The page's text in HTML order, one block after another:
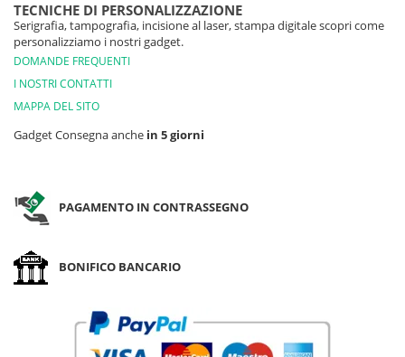
TECNICHE DI PERSONALIZZAZIONE
Serigrafia, tampografia, incisione al laser, stampa digitale scopri come
personalizziamo i nostri gadget.
DOMANDE FREQUENTI
I NOSTRI CONTATTI
MAPPA DEL SITO
Gadget Consegna anche in 5 giorni
PAGAMENTO IN CONTRASSEGNO
BONIFICO BANCARIO